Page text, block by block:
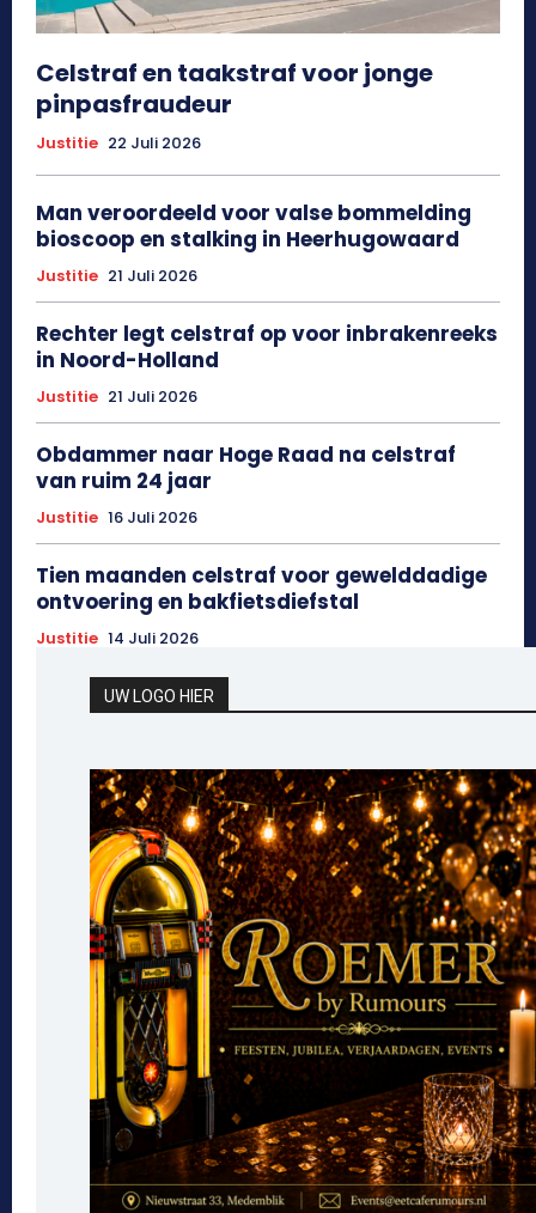
Celstraf en taakstraf voor jonge
pinpasfraudeur
Justitie 22 Juli 2026
Man veroordeeld voor valse bommelding
bioscoop en stalking in Heerhugowaard
Justitie 21 Juli 2026
Rechter legt celstraf op voor inbrakenreeks
in Noord-Holland
Justitie 21 Juli 2026
Obdammer naar Hoge Raad na celstraf
van ruim 24 jaar
Justitie 16 Juli 2026
Tien maanden celstraf voor gewelddadige
ontvoering en bakfietsdiefstal
Justitie 14 Juli 2026
UW LOGO HIER